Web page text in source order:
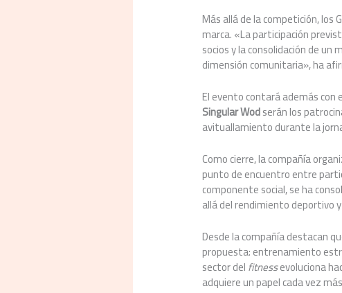
Más allá de la competición, los
marca. «La participación
socios y la consolidación de
dimensión comunitaria», ha
El evento contará además
Singular Wodserán los
avituallamiento durante la
Como cierre, la compañía
punto de encuentro entre
componente social, se ha
allá del rendimiento deportivo
Desde la compañía destacan
propuesta: entrenamiento
sector delfitnessevoluciona
adquiere un papel cada vez